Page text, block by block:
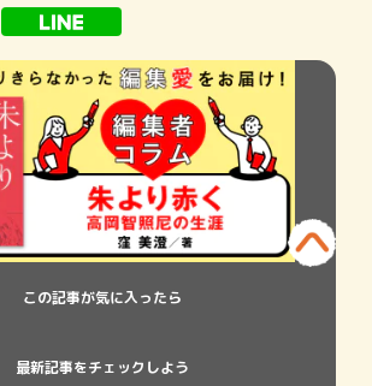
た、窪さんの人間洞察が冴える群像劇とな
っています。
この記事が気に入ったら
最新記事をチェックしよう